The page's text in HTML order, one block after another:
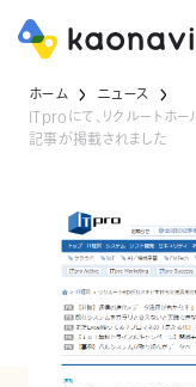
ホーム
ニュース
ITproにて、リクルートホ
記事が掲載されました